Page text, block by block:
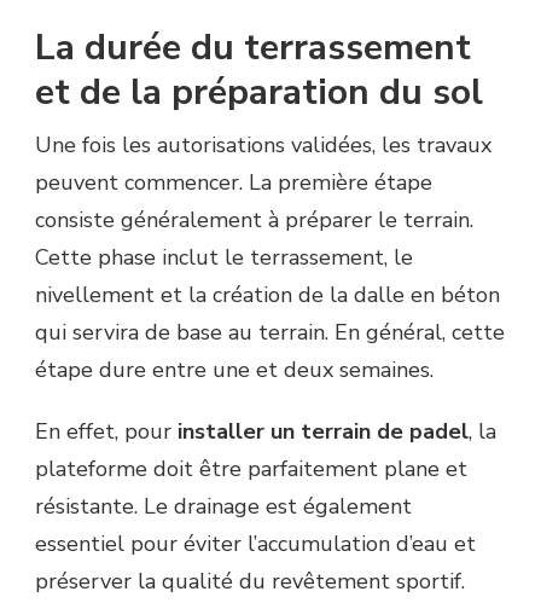
La durée du terrassement
et de la préparation du sol
Une fois les autorisations validées, les travaux
peuvent commencer. La première étape
consiste généralement à préparer le terrain.
Cette phase inclut le terrassement, le
nivellement et la création de la dalle en béton
qui servira de base au terrain. En général, cette
étape dure entre une et deux semaines.
En effet, pour installer un terrain de padel, la
plateforme doit être parfaitement plane et
résistante. Le drainage est également
essentiel pour éviter l’accumulation d’eau et
préserver la qualité du revêtement sportif.